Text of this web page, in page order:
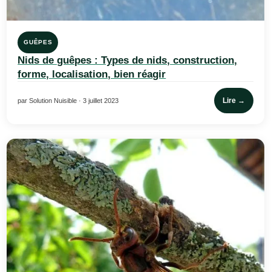
GUÊPES
Nids de guêpes : Types de nids, construction,
forme, localisation, bien réagir
par Solution Nuisible · 3 juillet 2023 Lire →